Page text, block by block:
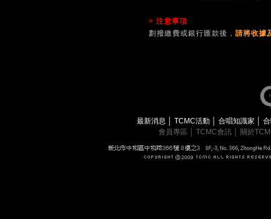
> 注意事項
劃撥繳費或銀行匯款後， 請將收據
最新消息 TCMC活動 合唱知識家
會員專區
TCMC會訊 關於